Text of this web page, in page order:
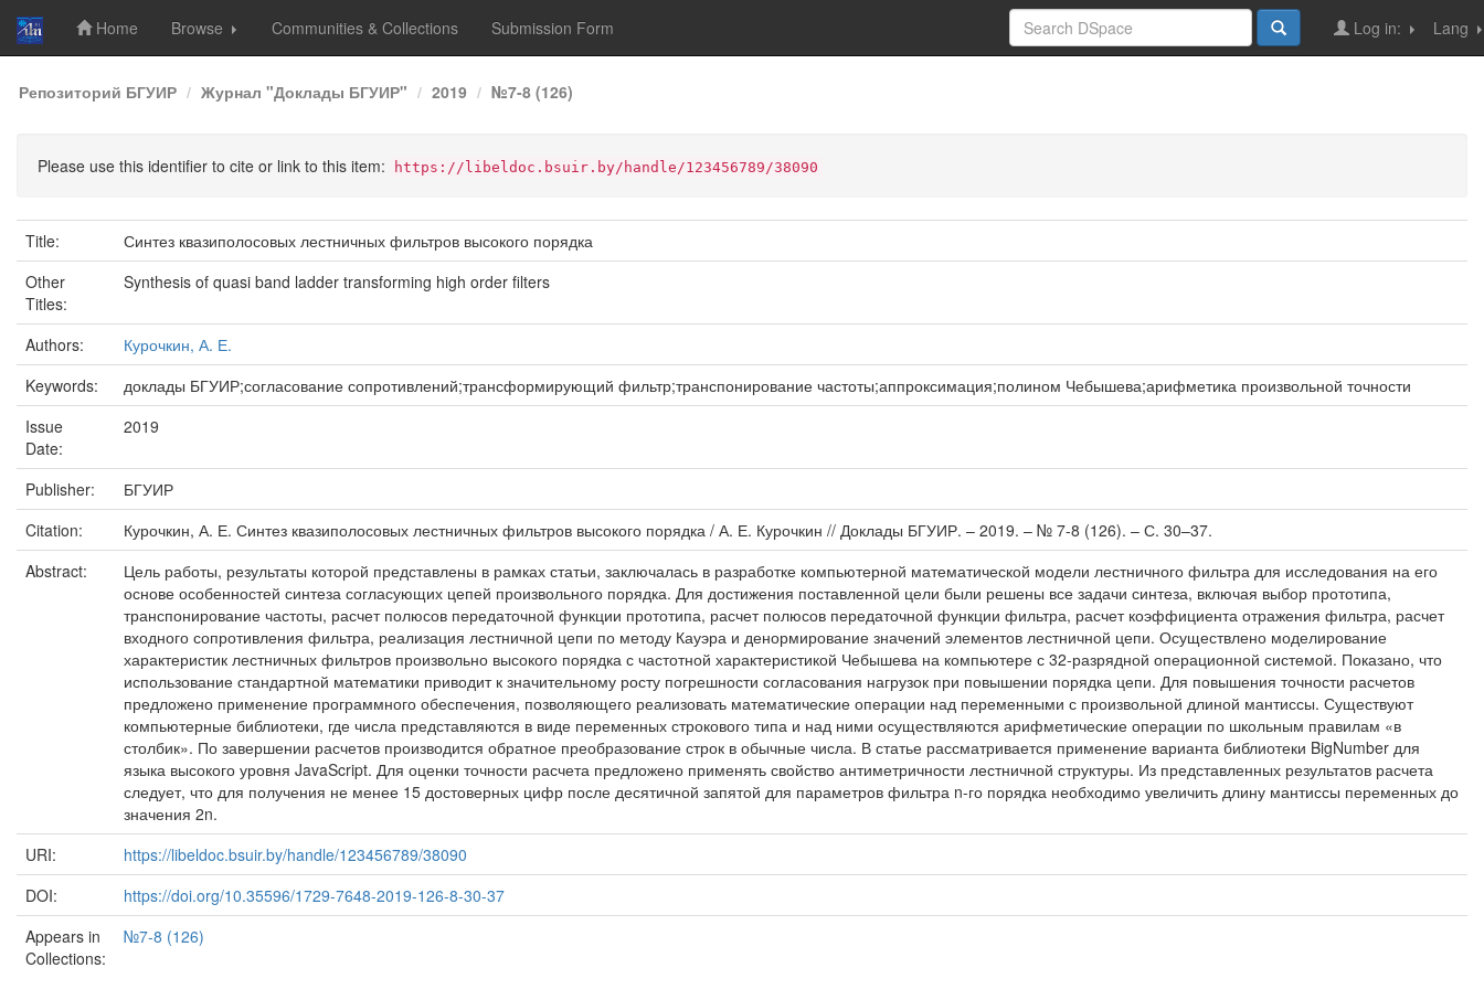
Skip
navigation
Home Browse Communities & Collections Submission Form Lang
Log in:
Репозиторий БГУИР Журнал "Доклады БГУИР" 2019 №7-8 (126)
Please use this identifier to cite or link to this item: https://libeldoc.bsuir.by/handle/123456789/38090
Title:
Синтез квазиполосовых лестничных фильтров высокого порядка
Other
Titles:
Synthesis of quasi band ladder transforming high order filters
Authors:
Курочкин, А. Е.
Keywords:
доклады БГУИР;согласование сопротивлений;трансформирующий фильтр;транспонирование частоты;аппроксимация;полином Чебышева;арифметика произвольной точности
Issue
Date:
2019
Publisher:
БГУИР
Citation:
Курочкин, А. Е. Синтез квазиполосовых лестничных фильтров высокого порядка / А. Е. Курочкин // Доклады БГУИР. – 2019. – № 7-8 (126). – С. 30–37.
Abstract:
Цель работы, результаты которой представлены в рамках статьи, заключалась в разработке компьютерной математической модели лестничного фильтра для исследования на его
основе особенностей синтеза согласующих цепей произвольного порядка. Для достижения поставленной цели были решены все задачи синтеза, включая выбор прототипа,
транспонирование частоты, расчет полюсов передаточной функции прототипа, расчет полюсов передаточной функции фильтра, расчет коэффициента отражения фильтра, расчет
входного сопротивления фильтра, реализация лестничной цепи по методу Кауэра и денормирование значений элементов лестничной цепи. Осуществлено моделирование
характеристик лестничных фильтров произвольно высокого порядка с частотной характеристикой Чебышева на компьютере с 32-разрядной операционной системой. Показано, что
использование стандартной математики приводит к значительному росту погрешности согласования нагрузок при повышении порядка цепи. Для повышения точности расчетов
предложено применение программного обеспечения, позволяющего реализовать математические операции над переменными с произвольной длиной мантиссы. Существуют
компьютерные библиотеки, где числа представляются в виде переменных строкового типа и над ними осуществляются арифметические операции по школьным правилам «в
столбик». По завершении расчетов производится обратное преобразование строк в обычные числа. В статье рассматривается применение варианта библиотеки BigNumber для
языка высокого уровня JavaScript. Для оценки точности расчета предложено применять свойство антиметричности лестничной структуры. Из представленных результатов расчета
следует, что для получения не менее 15 достоверных цифр после десятичной запятой для параметров фильтра n-го порядка необходимо увеличить длину мантиссы переменных до
значения 2n.
URI:
https://libeldoc.bsuir.by/handle/123456789/38090
DOI:
https://doi.org/10.35596/1729-7648-2019-126-8-30-37
Appears in
Collections:
№7-8 (126)